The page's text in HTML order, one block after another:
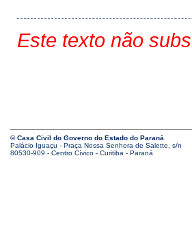
Este texto não
© Casa Civil do Governo do Estado do Paraná
Palácio Iguaçu - Praça Nossa Senhora de Salette, s/n
80530-909 - Centro Cívico - Curitiba - Paraná